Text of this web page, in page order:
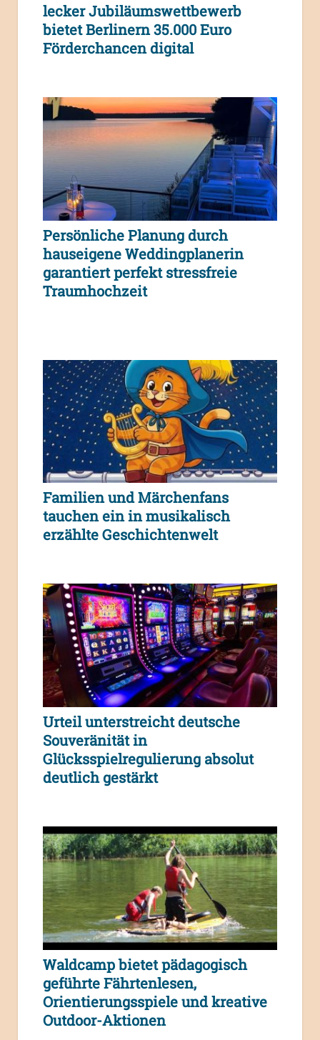
lecker Jubiläumswettbewerb
bietet Berlinern 35.000 Euro
Förderchancen digital
Persönliche Planung durch
hauseigene Weddingplanerin
garantiert perfekt stressfreie
Traumhochzeit
Familien und Märchenfans
tauchen ein in musikalisch
erzählte Geschichtenwelt
Urteil unterstreicht deutsche
Souveränität in
Glücksspielregulierung absolut
deutlich gestärkt
Waldcamp bietet pädagogisch
geführte Fährtenlesen,
Orientierungsspiele und kreative
Outdoor-Aktionen